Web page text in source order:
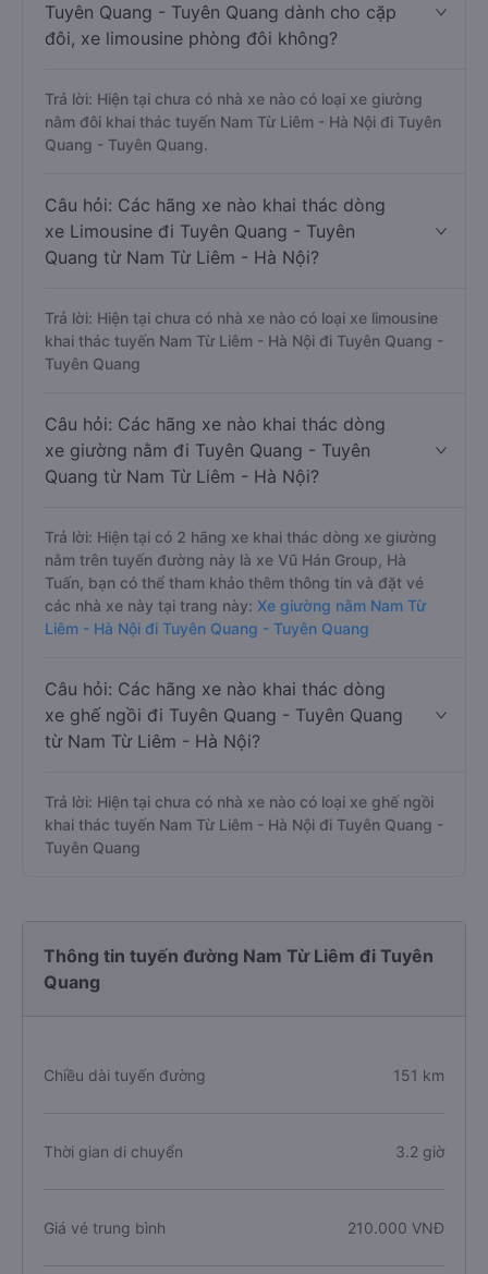
Tuyên Quang - Tuyên Quang dành cho cặp
đôi, xe limousine phòng đôi không?
Trả lời: Hiện tại chưa có nhà xe nào có loại xe giường
nằm đôi khai thác tuyến Nam Từ Liêm - Hà Nội đi Tuyên
Quang - Tuyên Quang.
Câu hỏi: Các hãng xe nào khai thác dòng
xe Limousine đi Tuyên Quang - Tuyên
Quang từ Nam Từ Liêm - Hà Nội?
Trả lời: Hiện tại chưa có nhà xe nào có loại xe limousine
khai thác tuyến Nam Từ Liêm - Hà Nội đi Tuyên Quang -
Tuyên Quang
Câu hỏi: Các hãng xe nào khai thác dòng
xe giường nằm đi Tuyên Quang - Tuyên
Quang từ Nam Từ Liêm - Hà Nội?
Trả lời: Hiện tại có 2 hãng xe khai thác dòng xe giường
nằm trên tuyến đường này là xe Vũ Hán Group, Hà
Tuấn, bạn có thể tham khảo thêm thông tin và đặt vé
các nhà xe này tại trang này: Xe giường nằm Nam Từ
Liêm - Hà Nội đi Tuyên Quang - Tuyên Quang
Câu hỏi: Các hãng xe nào khai thác dòng
xe ghế ngồi đi Tuyên Quang - Tuyên Quang
từ Nam Từ Liêm - Hà Nội?
Trả lời: Hiện tại chưa có nhà xe nào có loại xe ghế ngồi
khai thác tuyến Nam Từ Liêm - Hà Nội đi Tuyên Quang -
Tuyên Quang
Thông tin tuyến đường Nam Từ Liêm đi Tuyên
Quang
Chiều dài tuyến đường 151 km
Thời gian di chuyển 3.2 giờ
Giá vé trung bình 210.000 VNĐ